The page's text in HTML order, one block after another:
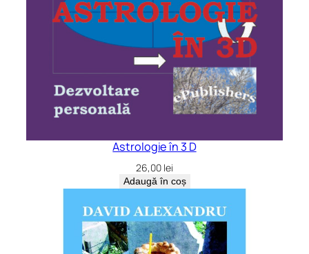
Astrologie în 3 D
26,00 lei
Adaugă în coș